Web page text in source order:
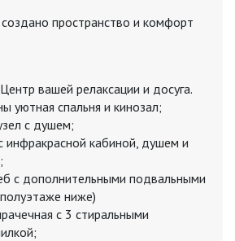
пространство и комфорт
вашей релаксации и досуга.
уютная спальня и кинозал;
с душем;
инфракрасной кабиной, душем и
с дополнительными подвальными
ниже)
с 3 стиральными